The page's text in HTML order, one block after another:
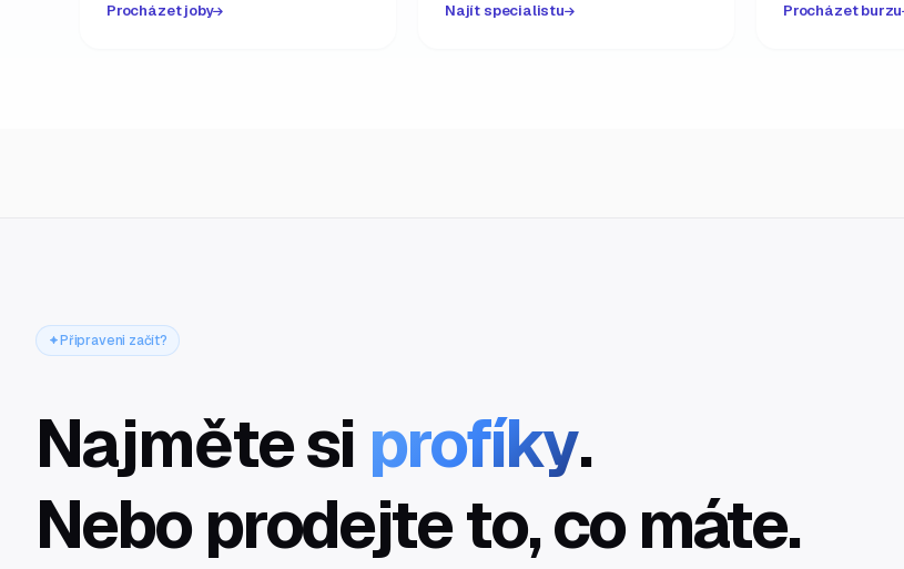
Procházet joby
Najít specialistu
Procházet burzu
Připraveni začít?
Najměte si profíky.
Nebo prodejte to, co máte.